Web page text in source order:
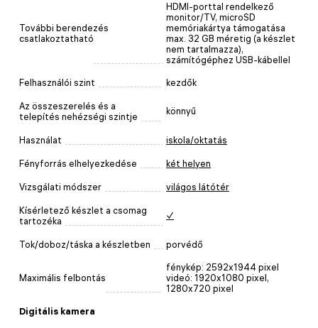
További berendezés
csatlakoztatható
HDMI-porttal rendelkező
monitor/TV, microSD
memóriakártya támogatása
max. 32 GB méretig (a készlet
nem tartalmazza),
számítógéphez USB-kábellel
Felhasználói szint kezdők
Az összeszerelés és a
telepítés nehézségi szintje
könnyű
Használat iskola/oktatás
Fényforrás elhelyezkedése két helyen
Vizsgálati módszer világos látótér
Kísérletező készlet a csomag
tartozéka
✓
Tok/doboz/táska a készletben porvédő
Maximális felbontás
fénykép: 2592х1944 pixel
videó: 1920х1080 pixel,
1280x720 pixel
Digitális kamera